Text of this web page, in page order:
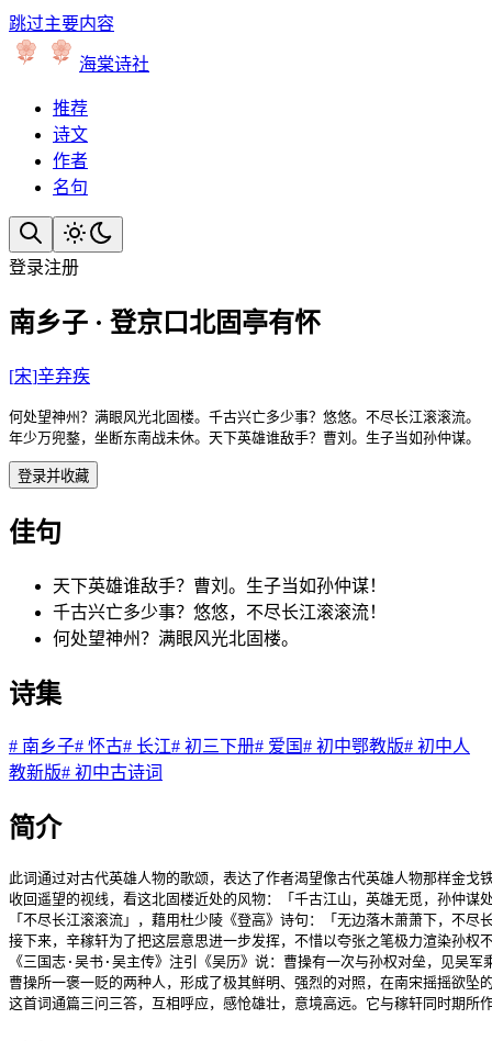
跳过主要内容
海棠诗社
推荐
诗文
作者
名句
登录注册
南乡子 · 登京口北固亭有怀
[宋]辛弃疾
何处望神州？满眼风光北固楼。千古兴亡多少事？悠悠。不尽长江滚滚流。
年少万兜鍪，坐断东南战未休。天下英雄谁敌手？曹刘。生子当如孙仲谋。
登录并收藏
佳句
天下英雄谁敌手？曹刘。生子当如孙仲谋！
千古兴亡多少事？悠悠，不尽长江滚滚流！
何处望神州？满眼风光北固楼。
诗集
# 南乡子# 怀古# 长江# 初三下册# 爱国# 初中鄂教版# 初中人
教新版# 初中古诗词
简介
此词通过对古代英雄人物的歌颂，表达了作者渴望像古代英雄人物那样金
收回遥望的视线，看这北固楼近处的风物：「千古江山，英雄无觅，孙仲
「不尽长江滚滚流」，藉用杜少陵《登高》诗句：「无边落木萧萧下，不
接下来，辛稼轩为了把这层意思进一步发挥，不惜以夸张之笔极力渲染孙
《三国志·吴书·吴主传》注引《吴历》说：曹操有一次与孙权对垒，见吴
曹操所一褒一贬的两种人，形成了极其鲜明、强烈的对照，在南宋摇摇欲
这首词通篇三问三答，互相呼应，感怆雄壮，意境高远。它与稼轩同时期